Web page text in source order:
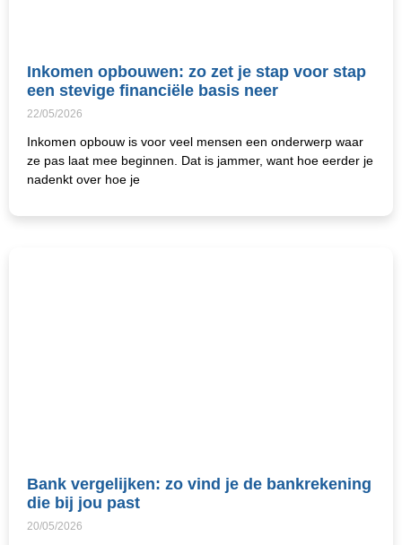
Inkomen opbouwen: zo zet je stap voor stap
een stevige financiële basis neer
22/05/2026
Inkomen opbouw is voor veel mensen een onderwerp waar
ze pas laat mee beginnen. Dat is jammer, want hoe eerder je
nadenkt over hoe je
Bank vergelijken: zo vind je de bankrekening
die bij jou past
20/05/2026